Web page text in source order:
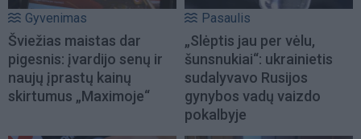
Gyvenimas
Šviežias maistas dar
pigesnis: įvardijo senų ir
naujų įprastų kainų
skirtumus „Maximoje“
Pasaulis
„Slėptis jau per vėlu,
šunsnukiai“: ukrainietis
sudalyvavo Rusijos
gynybos vadų vaizdo
pokalbyje